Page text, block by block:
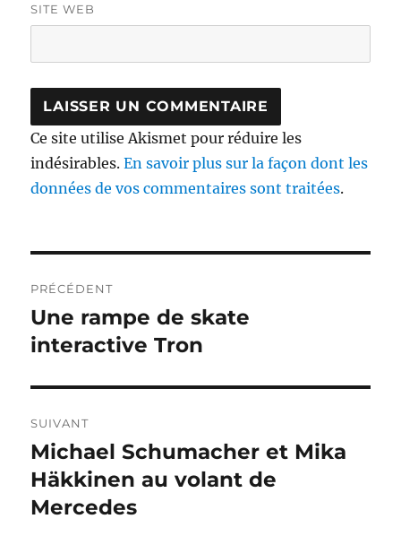
SITE WEB
Ce site utilise Akismet pour réduire les
indésirables.En savoir plus sur la façon dont les
données de vos commentaires sont traitées.
de
l’article
PRÉCÉDENT
Publication
précédente :
Une rampe de skate
interactive Tron
SUIVANT
Publication
suivante :
Michael Schumacher et Mika
Häkkinen au volant de
Mercedes